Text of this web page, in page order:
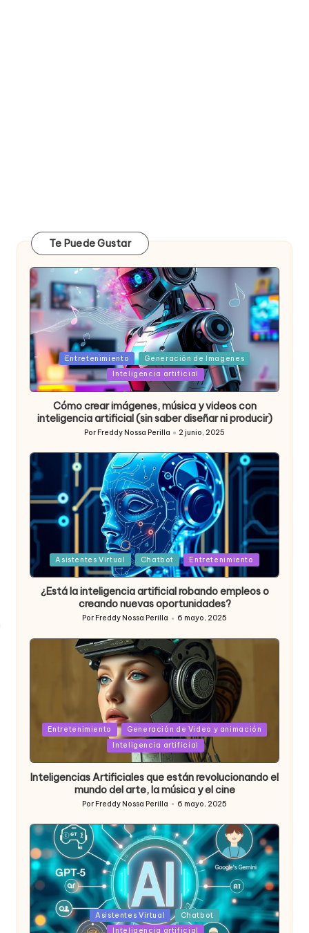
Te Puede Gustar
Posted
in
Entretenimiento
Generación de Imagenes
Inteligencia artificial
Cómo crear imágenes, música y videos con
inteligencia artificial (sin saber diseñar ni producir)
Publicado
por
Por Freddy Nossa Perilla 2 junio, 2025
PostedAsistentes Virtual Chatbot Entretenimiento
¿Está la inteligencia artificial robando empleos o
creando nuevas oportunidades?
Publicado
Por Freddy Nossa Perilla 6 mayo, 2025
Posted
Entretenimiento
Generación de Video y animación
Inteligencia artificial
Inteligencias Artificiales que están revolucionando el
mundo del arte, la música y el cine
Publicado
Por Freddy Nossa Perilla 6 mayo, 2025
Posted
in
Asistentes Virtual
Chatbot
Inteligencia artificial